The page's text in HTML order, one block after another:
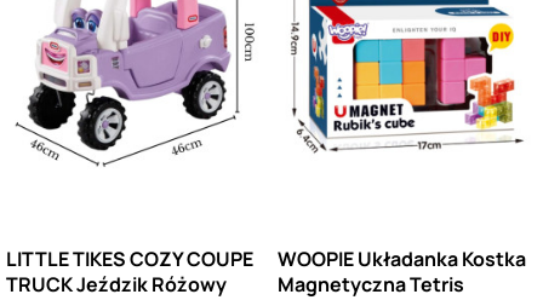
LITTLE TIKES COZY COUPE
TRUCK Jeździk Różowy
WOOPIE Układanka Kostka
Magnetyczna Tetris